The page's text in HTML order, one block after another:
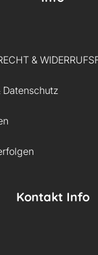
&
Datenschutz
Kontakt Info